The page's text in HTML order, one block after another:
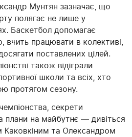
Мунтян зазначає, що
полягає не лише у
Баскетбол допомагає
вчить працювати в колективі,
поставлених цілей.
також відіграли
школи та всіх, хто
протягом сезону.
секрети
плани на майбутнє — дивіться
Каковкіним та Олександром